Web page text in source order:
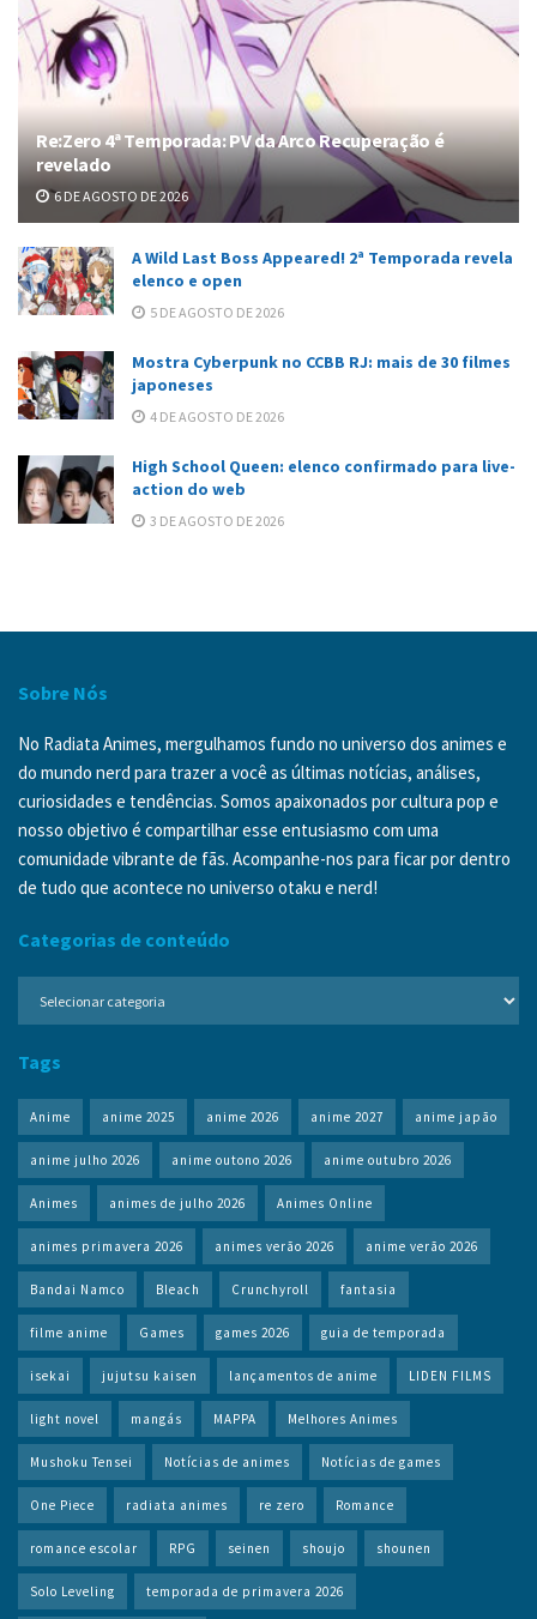
Re:Zero 4ª Temporada: PV da Arco Recuperação é
revelado
6 DE AGOSTO DE 2026
A Wild Last Boss Appeared! 2ª Temporada revela
elenco e open
5 DE AGOSTO DE 2026
Mostra Cyberpunk no CCBB RJ: mais de 30 filmes
japoneses
4 DE AGOSTO DE 2026
High School Queen: elenco confirmado para live-
action do web
3 DE AGOSTO DE 2026
Sobre Nós
No Radiata Animes, mergulhamos fundo no universo dos animes e
do mundo nerd para trazer a você as últimas notícias, análises,
curiosidades e tendências. Somos apaixonados por cultura pop e
nosso objetivo é compartilhar esse entusiasmo com uma
comunidade vibrante de fãs. Acompanhe-nos para ficar por dentro
de tudo que acontece no universo otaku e nerd!
Categorias de conteúdo
Tags
Anime anime 2025 anime 2026 anime 2027 anime japão
anime julho 2026 anime outono 2026 anime outubro 2026
Animes animes de julho 2026 Animes Online
animes primavera 2026 animes verão 2026 anime verão 2026
Bandai Namco Bleach Crunchyroll fantasia
filme anime Games games 2026 guia de temporada
isekai jujutsu kaisen lançamentos de anime LIDEN FILMS
light novel mangás MAPPA Melhores Animes
Mushoku Tensei Notícias de animes Notícias de games
One Piece radiata animes re zero Romance
romance escolar RPG seinen shoujo shounen
Solo Leveling temporada de primavera 2026